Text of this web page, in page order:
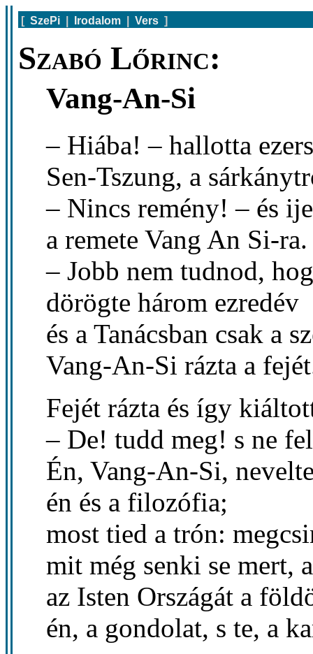
[ SzePi Irodalom Vers ]
Szabó Lőrinc:
Vang-An-Si
– Hiába! – hallotta
Sen-Tszung, a
– Nincs remény! – és
a remete Vang An Si-ra.
– Jobb nem tudnod,
dörögte három ezredév
és a Tanácsban csak a
Vang-An-Si rázta a
Fejét rázta és így
– De! tudd meg! s ne
Én, Vang-An-Si,
én és a filozófia;
most tied a trón:
mit még senki se mert,
az Isten Országát a
én, a gondolat, s te, a